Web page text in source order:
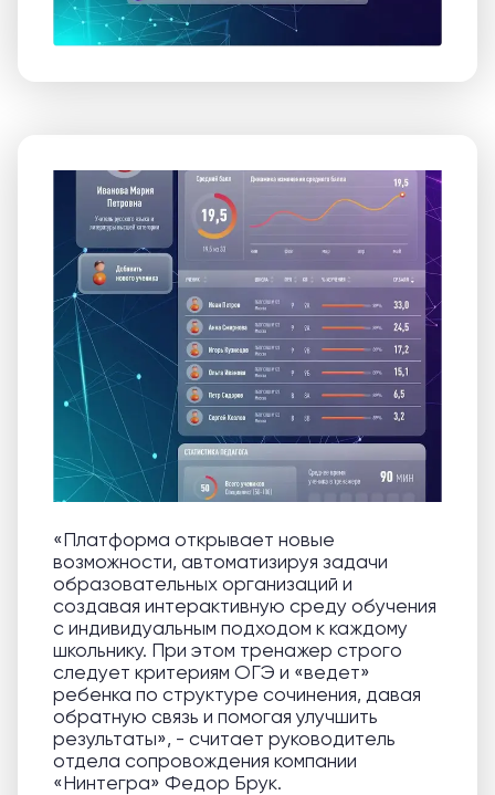
«Платформа открывает новые
возможности, автоматизируя задачи
образовательных организаций и
создавая интерактивную среду обучения
с индивидуальным подходом к каждому
школьнику. При этом тренажер строго
следует критериям ОГЭ и «ведет»
ребенка по структуре сочинения, давая
обратную связь и помогая улучшить
результаты», - считает руководитель
отдела сопровождения компании
«Нинтегра» Федор Брук.